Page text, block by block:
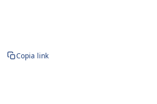
Copia link